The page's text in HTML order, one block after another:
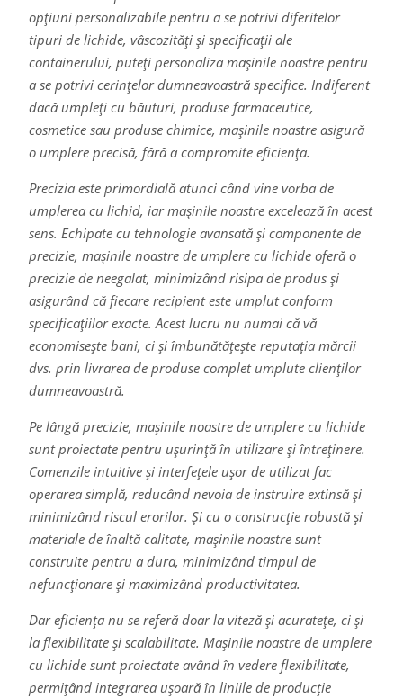
opțiuni personalizabile pentru a se potrivi diferitelor
tipuri de lichide, vâscozități și specificații ale
containerului, puteți personaliza mașinile noastre pentru
a se potrivi cerințelor dumneavoastră specifice. Indiferent
dacă umpleți cu băuturi, produse farmaceutice,
cosmetice sau produse chimice, mașinile noastre asigură
o umplere precisă, fără a compromite eficiența.
Precizia este primordială atunci când vine vorba de
umplerea cu lichid, iar mașinile noastre excelează în acest
sens. Echipate cu tehnologie avansată și componente de
precizie, mașinile noastre de umplere cu lichide oferă o
precizie de neegalat, minimizând risipa de produs și
asigurând că fiecare recipient este umplut conform
specificațiilor exacte. Acest lucru nu numai că vă
economisește bani, ci și îmbunătățește reputația mărcii
dvs. prin livrarea de produse complet umplute clienților
dumneavoastră.
Pe lângă precizie, mașinile noastre de umplere cu lichide
sunt proiectate pentru ușurință în utilizare și întreținere.
Comenzile intuitive și interfețele ușor de utilizat fac
operarea simplă, reducând nevoia de instruire extinsă și
minimizând riscul erorilor. Și cu o construcție robustă și
materiale de înaltă calitate, mașinile noastre sunt
construite pentru a dura, minimizând timpul de
nefuncționare și maximizând productivitatea.
Dar eficiența nu se referă doar la viteză și acuratețe, ci și
la flexibilitate și scalabilitate. Mașinile noastre de umplere
cu lichide sunt proiectate având în vedere flexibilitate,
permițând integrarea ușoară în liniile de producție